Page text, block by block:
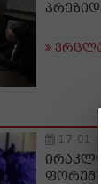
17-01-